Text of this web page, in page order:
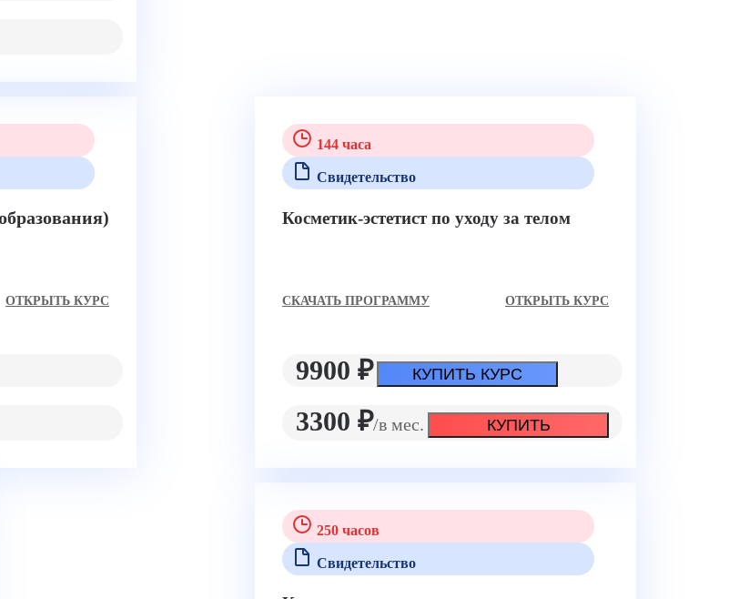
ОТКРЫТЬ КУРС
144 часа
Свидетельство
Косметик-эстетист по уходу за телом
CКАЧАТЬ ПРОГРАММУ ОТКРЫТЬ КУРС
9900 ₽ КУПИТЬ КУРС
3300 ₽/в мес. КУПИТЬ
250 часов
Свидетельство